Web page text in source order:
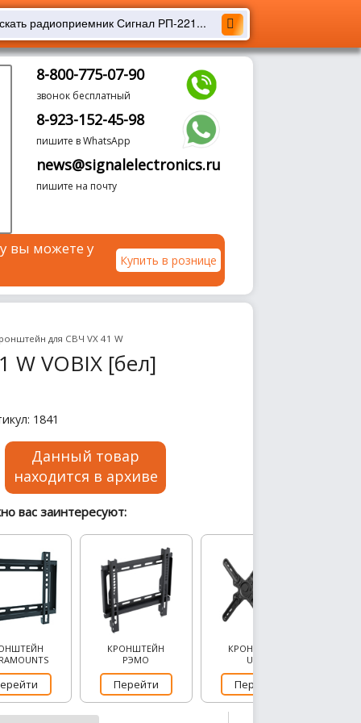
8-800-775-07-90
звонок бесплатный
8-923-152-45-98
пишите в WhatsApp
news@signalelectronics.ru
пишите на почту
вы можете у
Купить в рознице
для СВЧ VX 41 W
W VOBIX [бел]
1841
Данный товар
находится в архиве
вас заинтересуют:
КРОНШТЕЙН
РЭМО
Перейти
КРОНШТЕЙН
UCM
Перейти